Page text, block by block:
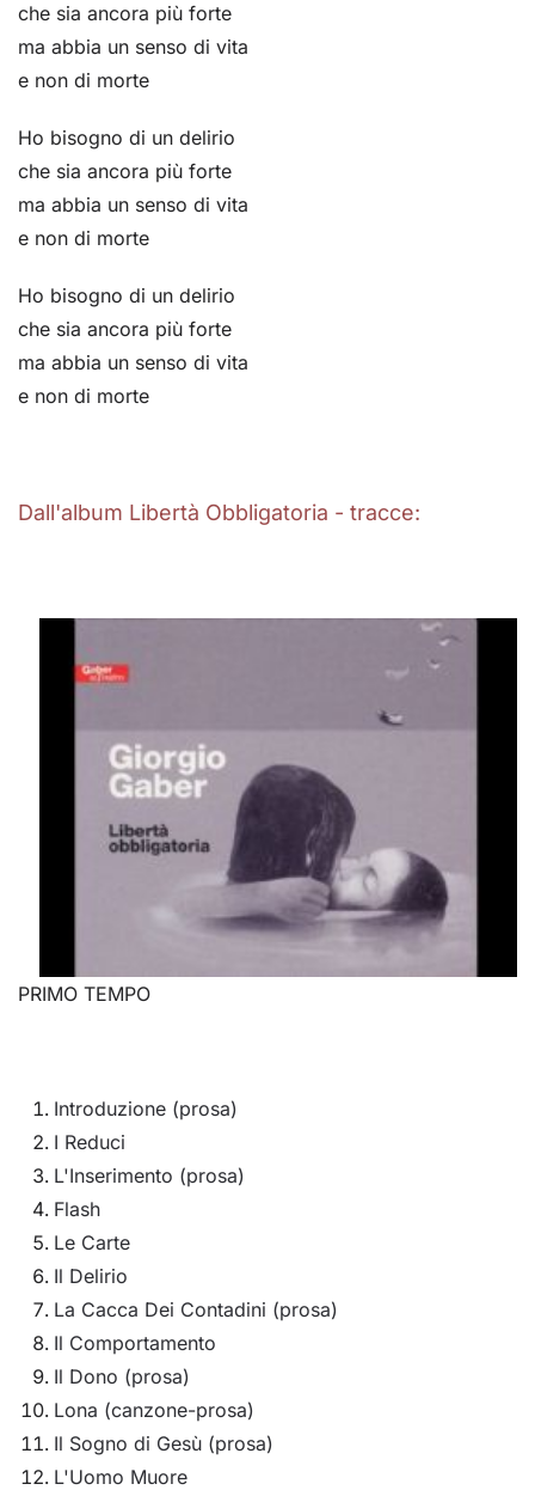
che sia ancora più forte
ma abbia un senso di vita
e non di morte
Ho bisogno di un delirio
che sia ancora più forte
ma abbia un senso di vita
e non di morte
Ho bisogno di un delirio
che sia ancora più forte
ma abbia un senso di vita
e non di morte
Dall'album Libertà Obbligatoria - tracce:
PRIMO TEMPO
Introduzione (prosa)
I Reduci
L'Inserimento (prosa)
Flash
Le Carte
Il Delirio
La Cacca Dei Contadini (prosa)
Il Comportamento
Il Dono (prosa)
Lona (canzone-prosa)
Il Sogno di Gesù (prosa)
L'Uomo Muore